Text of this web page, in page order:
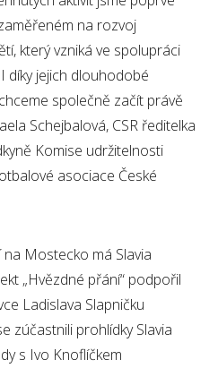
na rozvoj
který vzniká ve spolupráci
díky jejich dlouhodobé
společně začít právě
Schejbalová, CSR ředitelka
Komise udržitelnosti
asociace České
na Mostecko má Slavia
„Hvězdné přání“ podpořil
Ladislava Slapničku
zúčastnili prohlídky Slavia
s Ivo Knoflíčkem